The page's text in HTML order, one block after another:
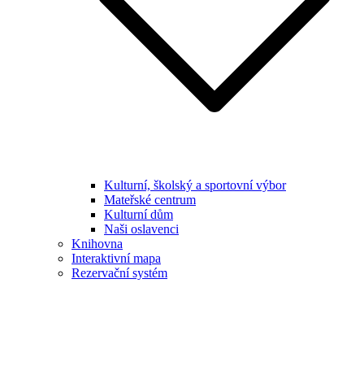
Kulturní, školský a sportovní výbor
Mateřské centrum
Kulturní dům
Naši oslavenci
Knihovna
Interaktivní mapa
Rezervační systém